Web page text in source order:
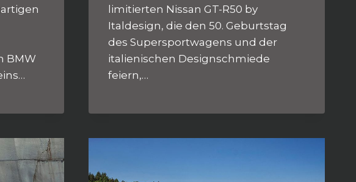
BMW
limitierten Nissan GT-R50 by
Italdesign, die den 50. Geburtstag
des Supersportwagens und der
italienischen Designschmiede
feiern,…